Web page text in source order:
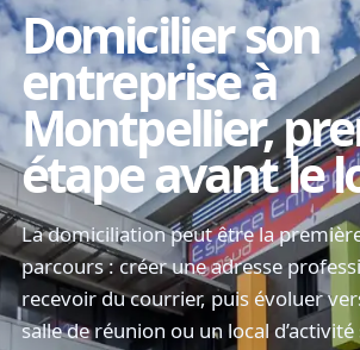
Domicilier son
entreprise à
Montpellier,
étape avant le
La domiciliation peut être la
parcours : créer une adresse
recevoir du courrier, puis évoluer
salle de réunion ou un local d’activité